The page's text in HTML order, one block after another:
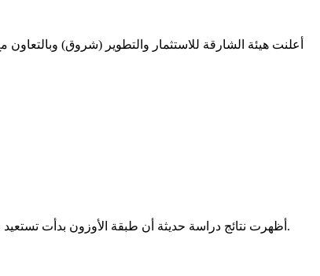
أعلنت هيئة الشارقة للاستثمار والتطوير (شروق) وبالتعاون
أظهرت نتائج دراسة حديثة أن طبقة الأوزون بدأت تستعيد حالتها الطبيعية ببطء منذ فترة مشيرة إلى أنه ربما تم التوصل إلى منعطف جديد بشأن مستويات الأشعة فوق البنفسجية التي تصل إلى سطح الأرض.